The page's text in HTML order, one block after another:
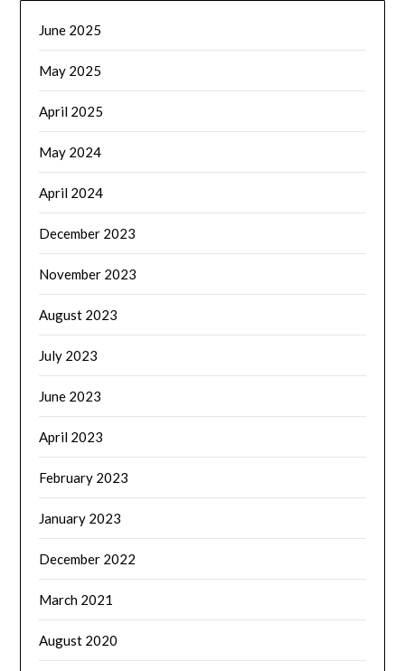
June 2025
May 2025
April 2025
May 2024
April 2024
December 2023
November 2023
August 2023
July 2023
June 2023
April 2023
February 2023
January 2023
December 2022
March 2021
August 2020